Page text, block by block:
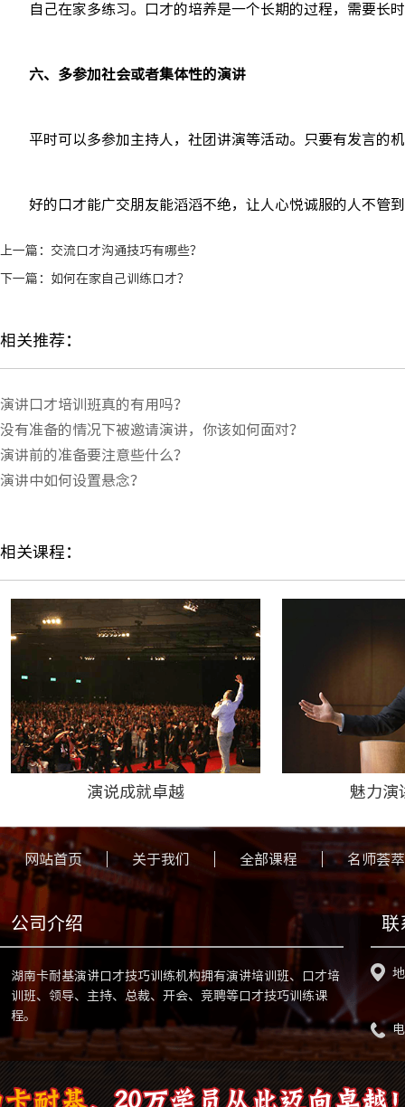
自己在家多练习。口才的培养是一个长期的过程，需要长
六、多参加社会或者集体性的演讲
平时可以多参加主持人，社团讲演等活动。只要有发言的
好的口才能广交朋友能滔滔不绝，让人心悦诚服的人不管
上一篇： 交流口才沟通技巧有哪些？
下一篇： 如何在家自己训练口才？
相关推荐：
演讲口才培训班真的有用吗？
没有准备的情况下被邀请演讲，你该如何面对？
演讲前的准备要注意些什么？
演讲中如何设置悬念？
相关课程：
演说成就卓越 魅力演
网站首页 关于我们 全部课程 名师荟萃
公司介绍
湖南卡耐基演讲口才技巧训练机构拥有演讲培训班、口才培
训班、领导、主持、总裁、开会、竞聘等口才技巧训练课
程。
联